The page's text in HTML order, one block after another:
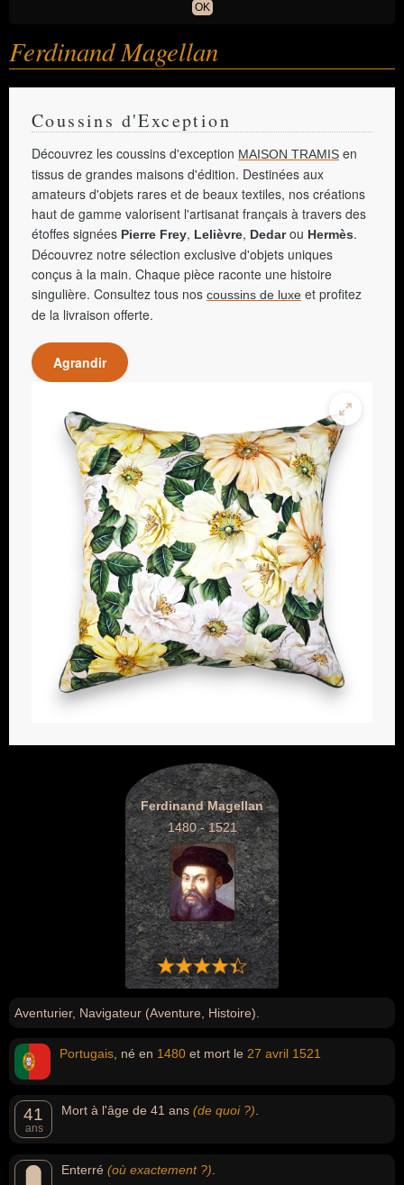
OK
Ferdinand Magellan
Coussins d'Exception
Découvrez les coussins d'exception MAISON TRAMIS en
tissus de grandes maisons d'édition. Destinées aux
amateurs d'objets rares et de beaux textiles, nos créations
haut de gamme valorisent l'artisanat français à travers des
étoffes signées Pierre Frey, Lelièvre, Dedarou Hermès.
Découvrez notre sélection exclusive d'objets uniques
conçus à la main. Chaque pièce raconte une histoire
singulière. Consultez tous nos coussins de luxe et profitez
de la livraison offerte.
Agrandir
Ferdinand Magellan
1480 - 1521
Aventurier, Navigateur (Aventure, Histoire).
Portugais , né en 1480 et mort le 27 avril 1521
41
ans
Mort à l'âge de 41 ans (de quoi ?)
Enterré (où exactement ?)